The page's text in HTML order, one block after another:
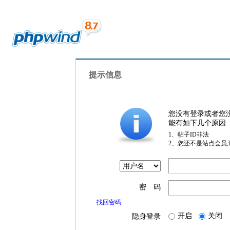
提示信息
您没有登录或者您
能有如下几个原因
1、帖子ID非法
2、您还不是站点会员
密 码
找回密码
隐身登录 开启 关闭